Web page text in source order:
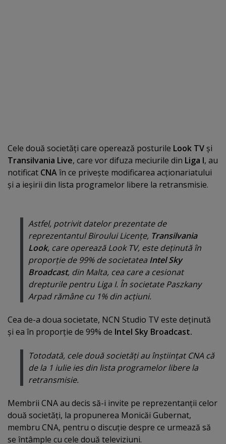
Cele două societăţi care operează posturile Look TV şi
Transilvania Live, care vor difuza meciurile din Liga I, au
notificat CNAîn ce priveşte modificarea acţionariatului
şi a ieşirii din lista programelor libere la retransmisie.
Astfel, potrivit datelor prezentate de
reprezentantul Biroului Licenţe, Transilvania
Look, care operează Look TV, este deţinută în
proporţie de 99% de societatea Intel Sky
Broadcast, din Malta, cea care a cesionat
drepturile pentru Liga I. În societate Paszkany
Arpad rămâne cu 1% din acţiuni.
Cea de-a doua societate, NCN Studio TV este deţinută
şi ea în proporţie de 99% de Intel Sky Broadcast.
Totodată, cele două societăţi au înştiinţat CNA că
de la 1 iulie ies din lista programelor libere la
retransmisie.
Membrii CNA au decis să-i invite pe reprezentanţii celor
două societăţi, la propunerea Monicăi Gubernat,
membru CNA, pentru o discuţie despre ce urmează să
se întâmple cu cele două televiziuni.